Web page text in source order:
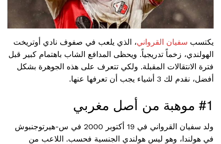
يكتسب سفيان القرواني، الذي يلعب في صفوف نادي أوتريخت
الهولندي، زخماً تدريجياً. ويحظى المدافع الشاب باهتمام كبير قبل
فترة الانتقالات المقبلة. ولكي تتعرف على هذه الجوهرة بشكل
أفضل، نقدم لك 3 أشياء يجب أن تعرفها عنها.
#1 موهبة من أصل مغربي
ولد سفيان القرواني في 19 أكتوبر 2000 في س-هيرتوجنبوش
في هولندا، وهو ليس هولندي الجنسية فحسب. اللاعب من